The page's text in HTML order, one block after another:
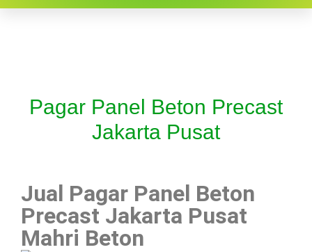
Pagar Panel Beton Precast
Jakarta Pusat
Jual Pagar Panel Beton
Precast Jakarta Pusat
Mahri Beton